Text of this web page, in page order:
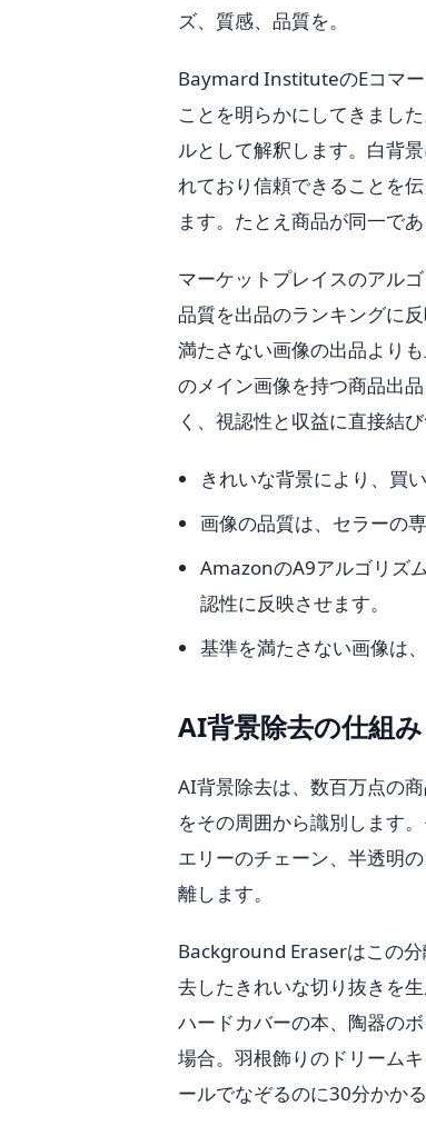
ズ、質感、品質を。
Baymard InstituteのEコマ
ことを明らかにしてきまし
ルとして解釈します。白背
れており信頼できることを
ます。たとえ商品が同一であ
マーケットプレイスのアル
品質を出品のランキングに
満たさない画像の出品より
のメイン画像を持つ商品出
く、視認性と収益に直接結
きれいな背景により、買
画像の品質は、セラーの
AmazonのA9アルゴリズ
認性に反映させます。
基準を満たさない画像は
AI背景除去の仕組み
AI背景除去は、数百万点の
をその周囲から識別します
エリーのチェーン、半透明
離します。
Background Eraserはこの
去したきれいな切り抜きを
ハードカバーの本、陶器の
場合。羽根飾りのドリーム
ールでなぞるのに30分かか